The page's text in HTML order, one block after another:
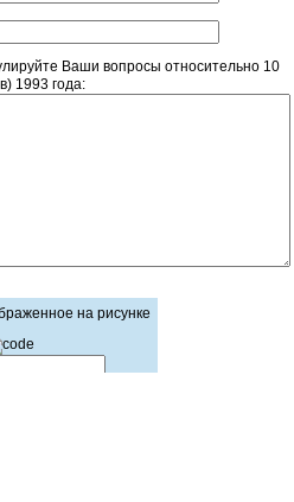
Ваши вопросы относительно 10
1993 года:
на рисунке